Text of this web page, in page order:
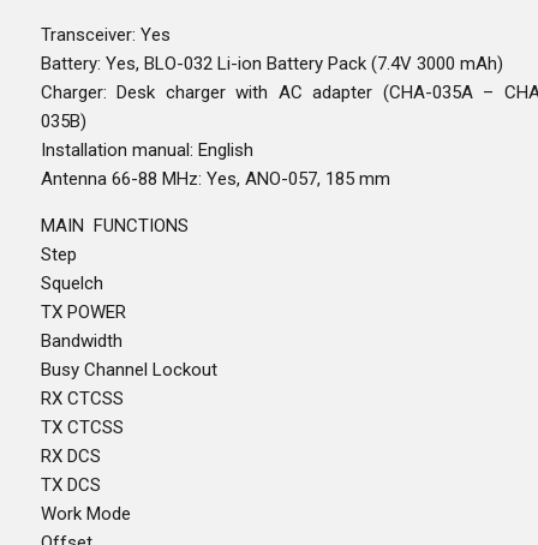
Transceiver: Yes
Battery: Yes, BLO-032 Li-ion Battery Pack (7.4V 3000 mAh)
Charger: Desk charger with AC adapter (CHA-035A –
035B)
Installation manual: English
Antenna 66-88 MHz: Yes, ANO-057, 185 mm
MAIN FUNCTIONS
Step
Squelch
TX POWER
Bandwidth
Busy Channel Lockout
RX CTCSS
TX CTCSS
RX DCS
TX DCS
Work Mode